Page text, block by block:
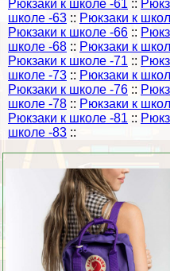
Рюкзаки к школе -61 ::
школе -63 :: Рюкзаки к
Рюкзаки к школе -66 ::
школе -68 :: Рюкзаки к
Рюкзаки к школе -71 ::
школе -73 :: Рюкзаки к
Рюкзаки к школе -76 ::
школе -78 :: Рюкзаки к
Рюкзаки к школе -81 ::
школе -83 ::